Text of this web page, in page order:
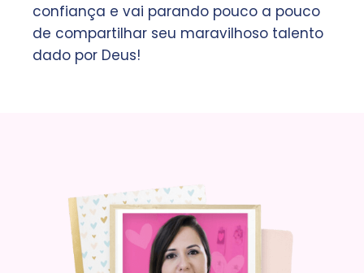
confiança e vai parando pouco a pouco
de compartilhar seu maravilhoso talento
dado por Deus!